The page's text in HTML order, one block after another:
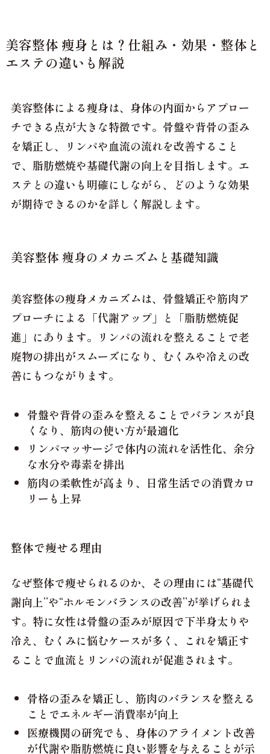
美容整体 痩身とは？仕組み・効果・整体と
エステの違いも解説
美容整体による痩身は、身体の内面からアプロー
チできる点が大きな特徴です。骨盤や背骨の歪み
を矯正し、リンパや血流の流れを改善すること
で、脂肪燃焼や基礎代謝の向上を目指します。エ
ステとの違いも明確にしながら、どのような効果
が期待できるのかを詳しく解説します。
美容整体 痩身のメカニズムと基礎知識
美容整体の痩身メカニズムは、骨盤矯正や筋肉ア
プローチによる「代謝アップ」と「脂肪燃焼促
進」にあります。リンパの流れを整えることで老
廃物の排出がスムーズになり、むくみや冷えの改
善にもつながります。
骨盤や背骨の歪みを整えることでバランスが良
くなり、筋肉の使い方が最適化
リンパマッサージで体内の流れを活性化、余分
な水分や毒素を排出
筋肉の柔軟性が高まり、日常生活での消費カロ
リーも上昇
整体で痩せる理由
なぜ整体で痩せられるのか、その理由には“基礎代
謝向上”や“ホルモンバランスの改善”が挙げられま
す。特に女性は骨盤の歪みが原因で下半身太りや
冷え、むくみに悩むケースが多く、これを矯正す
ることで血流とリンパの流れが促進されます。
骨格の歪みを矯正し、筋肉のバランスを整える
ことでエネルギー消費率が向上
医療機関の研究でも、身体のアライメント改善
が代謝や脂肪燃焼に良い影響を与えることが示